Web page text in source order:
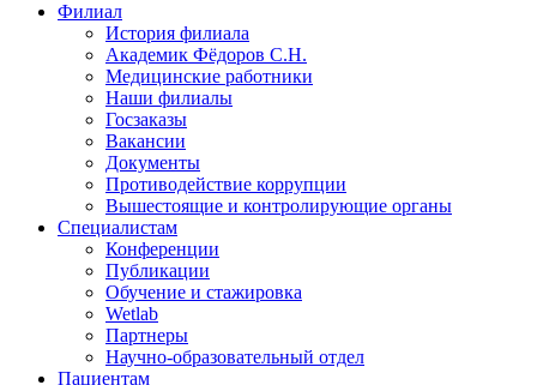
Филиал
История филиала
Академик Фёдоров С.Н.
Медицинские работники
Наши филиалы
Госзаказы
Вакансии
Документы
Противодействие коррупции
Вышестоящие и контролирующие органы
Специалистам
Конференции
Публикации
Обучение и стажировка
Wetlab
Партнеры
Научно-образовательный отдел
Пациентам